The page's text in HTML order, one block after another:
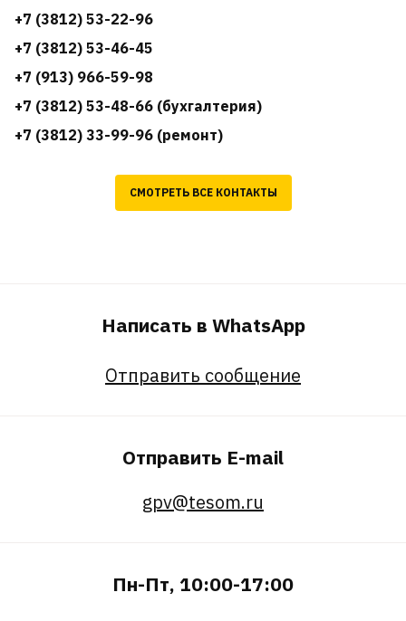
+7 (3812) 53-22-96
+7 (3812) 53-46-45
+7 (913) 966-59-98
+7 (3812) 53-48-66 (бухгалтерия)
+7 (3812) 33-99-96 (ремонт)
СМОТРЕТЬ ВСЕ КОНТАКТЫ
Написать в WhatsApp
Отправить сообщение
Отправить E-mail
gpv@tesom.ru
Пн-Пт, 10:00-17:00